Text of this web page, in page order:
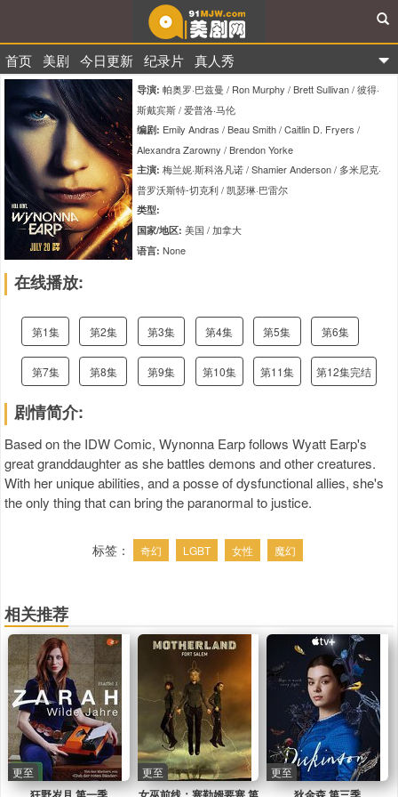
91美剧网
首页 美剧 今日更新 纪录片 真人秀
导演: 帕奥罗·巴兹曼 / Ron Murphy / Brett Sullivan / 彼得·
斯戴宾斯 / 爱普洛·马伦
编剧: Emily Andras / Beau Smith / Caitlin D. Fryers /
Alexandra Zarowny / Brendon Yorke
主演: 梅兰妮·斯科洛凡诺 / Shamier Anderson / 多米尼克·
普罗沃斯特-切克利 / 凯瑟琳·巴雷尔
类型:
国家/地区: 美国 / 加拿大
语言: None
评分:7.4
在线播放:
第1集 第2集 第3集 第4集 第5集 第6集
第7集 第8集 第9集 第10集 第11集 第12集完结
剧情简介:
Based on the IDW Comic, Wynonna Earp follows Wyatt Earp's
great granddaughter as she battles demons and other creatures.
With her unique abilities, and a posse of dysfunctional allies, she's
the only thing that can bring the paranormal to justice.
标签： 奇幻 LGBT 女性 魔幻
相关推荐
更至 更至 更至